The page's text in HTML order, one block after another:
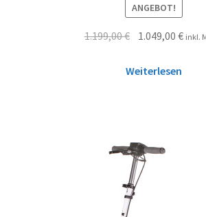
ANGEBOT!
1.199,00€ 1.049,00€ inkl.
Weiterlesen